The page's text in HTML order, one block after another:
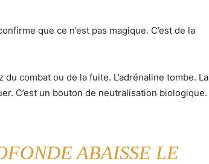
que ce n’est pas magique. C’est de la
combat ou de la fuite. L’adrénaline tombe. La
C’est un bouton de neutralisation biologique.
ABAISSE LE